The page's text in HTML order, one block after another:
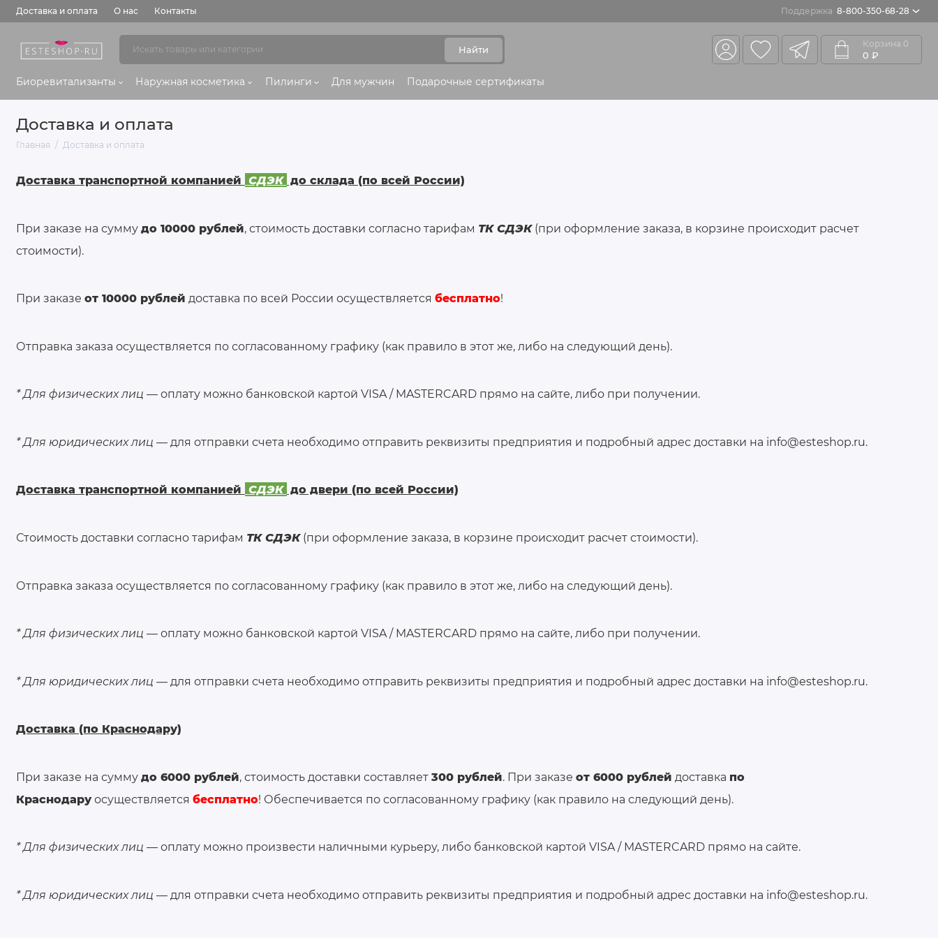
Доставка и оплата О нас Контакты Поддержка 8-800-350-68-28
Найти
Корзина 0
0 ₽
Биоревитализанты Наружная косметика Пилинги Для мужчин Подарочные сертификаты
Доставка и оплата
Главная Доставка и оплата
Доставка транспортной компанией СДЭК до cклада (по всей России)
При заказе на сумму до 10000 рублей, стоимость доставки согласно тарифам ТК СДЭК(при оформление заказа, в корзине происходит расчет
стоимости).
При заказе от 10000 рублей доставка по всей России осуществляется бесплатно!
Отправка заказа осуществляется по согласованному графику (как правило в этот же, либо на следующий день).
* Для физических лиц — оплату можно банковской картой VISA / MASTERCARD прямо на сайте, либо при получении.
* Для юридических лиц — для отправки счета необходимо отправить реквизиты предприятия и подробный адрес доставки на info@esteshop.ru.
Доставка транспортной компанией СДЭК до двери (по всей России)
Стоимость доставки согласно тарифам ТК СДЭК(при оформление заказа, в корзине происходит расчет стоимости).
Отправка заказа осуществляется по согласованному графику (как правило в этот же, либо на следующий день).
* Для физических лиц — оплату можно банковской картой VISA / MASTERCARD прямо на сайте, либо при получении.
* Для юридических лиц — для отправки счета необходимо отправить реквизиты предприятия и подробный адрес доставки на info@esteshop.ru.
Доставка (по Краснодару)
При заказе на сумму до 6000 рублей, стоимость доставки составляет 300 рублей. При заказе от 6000 рублей доставка по
Краснодаруосуществляется бесплатно! Обеспечивается по согласованному графику (как правило на следующий день).
* Для физических лиц — оплату можно произвести наличными курьеру, либо банковской картой VISA / MASTERCARD прямо на сайте.
* Для юридических лиц — для отправки счета необходимо отправить реквизиты предприятия и подробный адрес доставки на info@esteshop.ru.